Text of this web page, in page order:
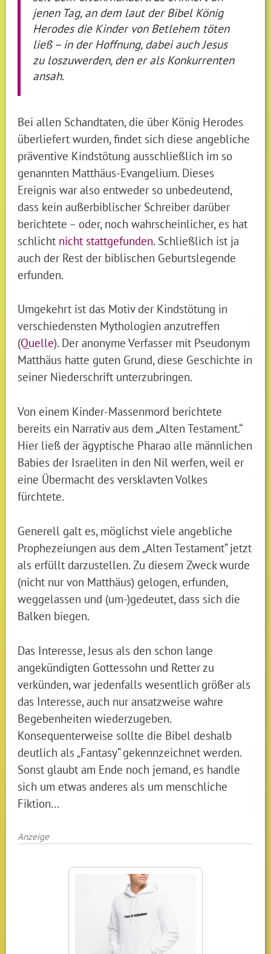
jenen Tag, an dem laut der Bibel König
Herodes die Kinder von Betlehem töten
ließ – in der Hoffnung, dabei auch Jesus
zu loszuwerden, den er als Konkurrenten
ansah.
Bei allen Schandtaten, die über König Herodes
überliefert wurden, findet sich diese angebliche
präventive Kindstötung ausschließlich im so
genannten Matthäus-Evangelium. Dieses
Ereignis war also entweder so unbedeutend,
dass kein außerbiblischer Schreiber darüber
berichtete – oder, noch wahrscheinlicher, es hat
schlicht nicht stattgefunden. Schließlich ist ja
auch der Rest der biblischen Geburtslegende
erfunden.
Umgekehrt ist das Motiv der Kindstötung in
verschiedensten Mythologien anzutreffen
(Quelle). Der anonyme Verfasser mit Pseudonym
Matthäus hatte guten Grund, diese Geschichte in
seiner Niederschrift unterzubringen.
Von einem Kinder-Massenmord berichtete
bereits ein Narrativ aus dem „Alten Testament.“
Hier ließ der ägyptische Pharao alle männlichen
Babies der Israeliten in den Nil werfen, weil er
eine Übermacht des versklavten Volkes
fürchtete.
Generell galt es, möglichst viele angebliche
Prophezeiungen aus dem „Alten Testament“ jetzt
als erfüllt darzustellen. Zu diesem Zweck wurde
(nicht nur von Matthäus) gelogen, erfunden,
weggelassen und (um-)gedeutet, dass sich die
Balken biegen.
Das Interesse, Jesus als den schon lange
angekündigten Gottessohn und Retter zu
verkünden, war jedenfalls wesentlich größer als
das Interesse, auch nur ansatzweise wahre
Begebenheiten wiederzugeben.
Konsequenterweise sollte die Bibel deshalb
deutlich als „Fantasy“ gekennzeichnet werden.
Sonst glaubt am Ende noch jemand, es handle
sich um etwas anderes als um menschliche
Fiktion…
Anzeige